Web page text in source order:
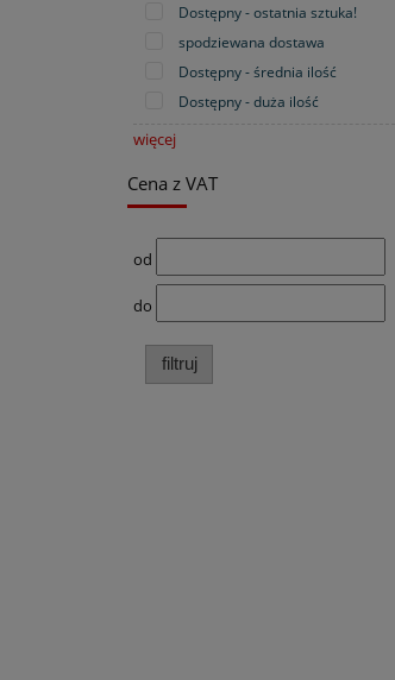
Dostępny - ostatnia sztuka!
spodziewana dostawa
Dostępny - średnia ilość
Dostępny - duża ilość
więcej
Cena z VAT
od
do
filtruj